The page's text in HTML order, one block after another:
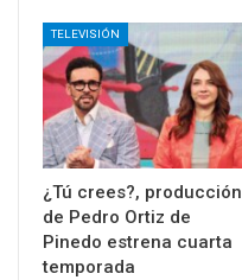
TELEVISIÓN
¿Tú crees?, producción
de Pedro Ortiz de
Pinedo estrena cuarta
temporada